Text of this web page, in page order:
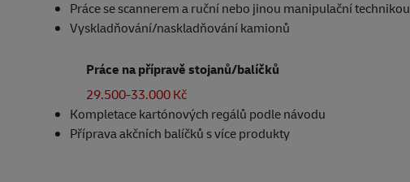
Práce se scannerem a ruční nebo jinou manipulační technikou
Vyskladňování/naskladňování kamionů
Práce na přípravě stojanů/balíčků
29.500-33.000 Kč
Kompletace kartónových regálů podle návodu
Příprava akčních balíčků s více produkty